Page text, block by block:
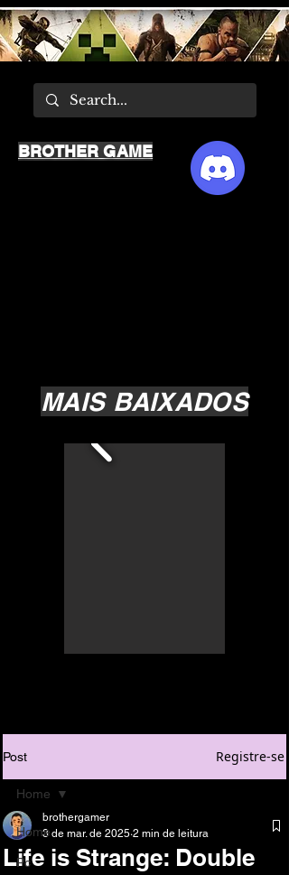
MAIS BAIXADOS
BROTHER GAME
Post Registre-se
Home
Pc
Home
Life is Strange: Double
brothergamer
3 de mar. de 2025 2 min de leitura